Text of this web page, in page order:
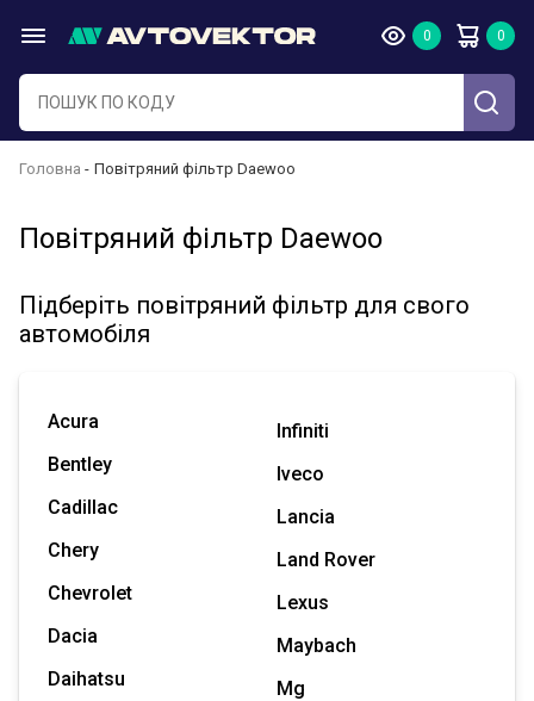
Головна Повітряний фільтр Daewoo
Повітряний фільтр Daewoo
Підберіть повітряний фільтр для свого
автомобіля
Acura
Bentley
Cadillac
Chery
Chevrolet
Dacia
Daihatsu
Infiniti
Iveco
Lancia
Land Rover
Lexus
Maybach
Mg